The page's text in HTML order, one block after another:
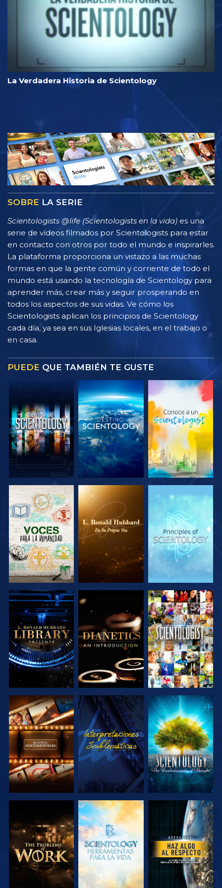
La Verdadera Historia de Scientology
SOBRE LA SERIE
Scientologists @life (Scientologists en la vida) es una
serie de vídeos filmados por Scientologists para estar
en contacto con otros por todo el mundo e inspirarles.
La plataforma proporciona un vistazo a las muchas
formas en que la gente común y corriente de todo el
mundo está usando la tecnología de Scientology para
aprender más, crear más y seguir prosperando en
todos los aspectos de sus vidas. Ve cómo los
Scientologists aplican los principios de Scientology
cada día, ya sea en sus Iglesias locales, en el trabajo o
en casa.
PUEDE QUE TAMBIÉN TE GUSTE
EXPLORA LAS
SERIES
EXPLORA LAS
SERIES
EXPLORA LAS
SERIES
EXPLORA LAS
SERIES
EXPLORA LAS
SERIES
VE
EXPLORA LAS
SERIES
VE
EXPLORA LAS
SERIES
EXPLORA LAS
SERIES
EXPLORA LAS
SERIES
VE